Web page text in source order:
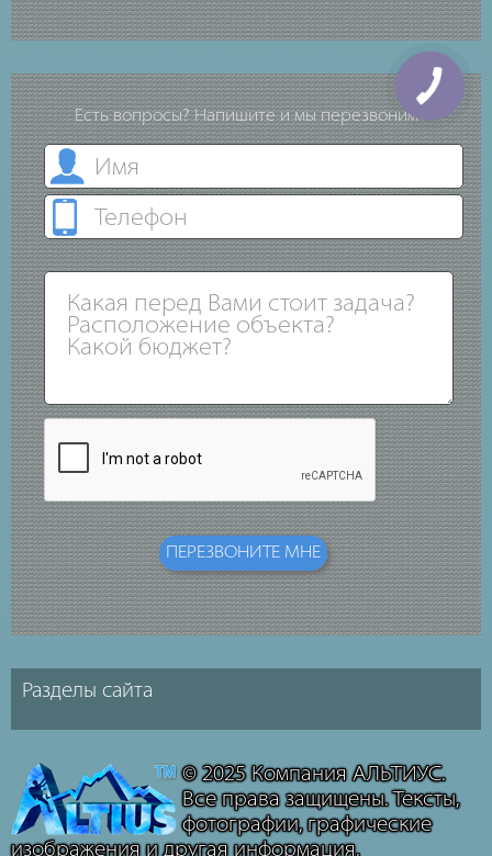
Есть вопросы? Напишите и мы перезвоним
© 2025 Компания АЛЬТИУС.
Все права защищены. Тексты,
фотографии, графические
изображения и другая информация,